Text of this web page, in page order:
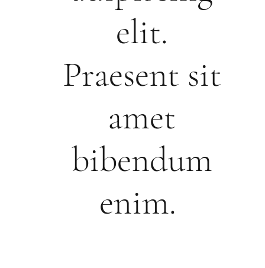
elit.
Praesent sit
amet
bibendum
enim.